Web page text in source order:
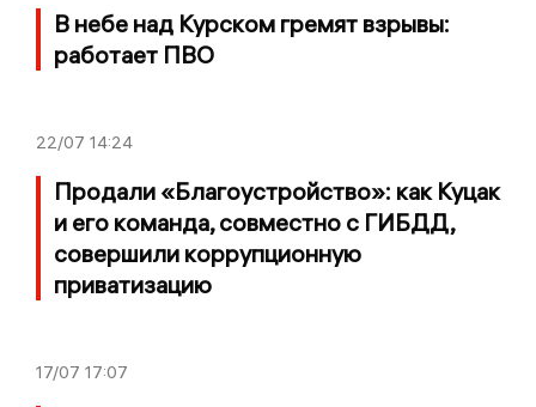
В небе над Курском гремят взрывы:
работает ПВО
22/07 14:24
Продали «Благоустройство»: как Куцак
и его команда, совместно с ГИБДД,
совершили коррупционную
приватизацию
17/07 17:07